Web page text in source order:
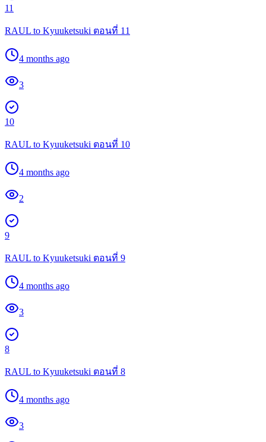
11
RAUL to Kyuuketsuki ตอนที่ 11
4 months ago
3
10
RAUL to Kyuuketsuki ตอนที่ 10
4 months ago
2
9
RAUL to Kyuuketsuki ตอนที่ 9
4 months ago
3
8
RAUL to Kyuuketsuki ตอนที่ 8
4 months ago
3